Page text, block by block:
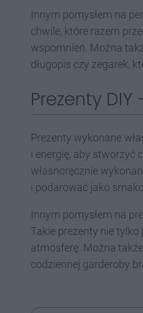
Innym pomysłem na
chwile, które razem
wspomnień. Można
długopis czy zegarek,
Prezenty
Prezenty wykonane
i energię, aby stworzyć
własnoręcznie
i podarować jako
Innym pomysłem na
Takie prezenty nie
atmosferę. Można
codziennej garderoby